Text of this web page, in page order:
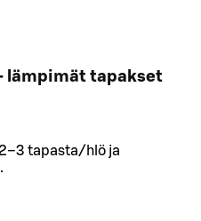
lämpimät tapakset
tapasta/hlö ja